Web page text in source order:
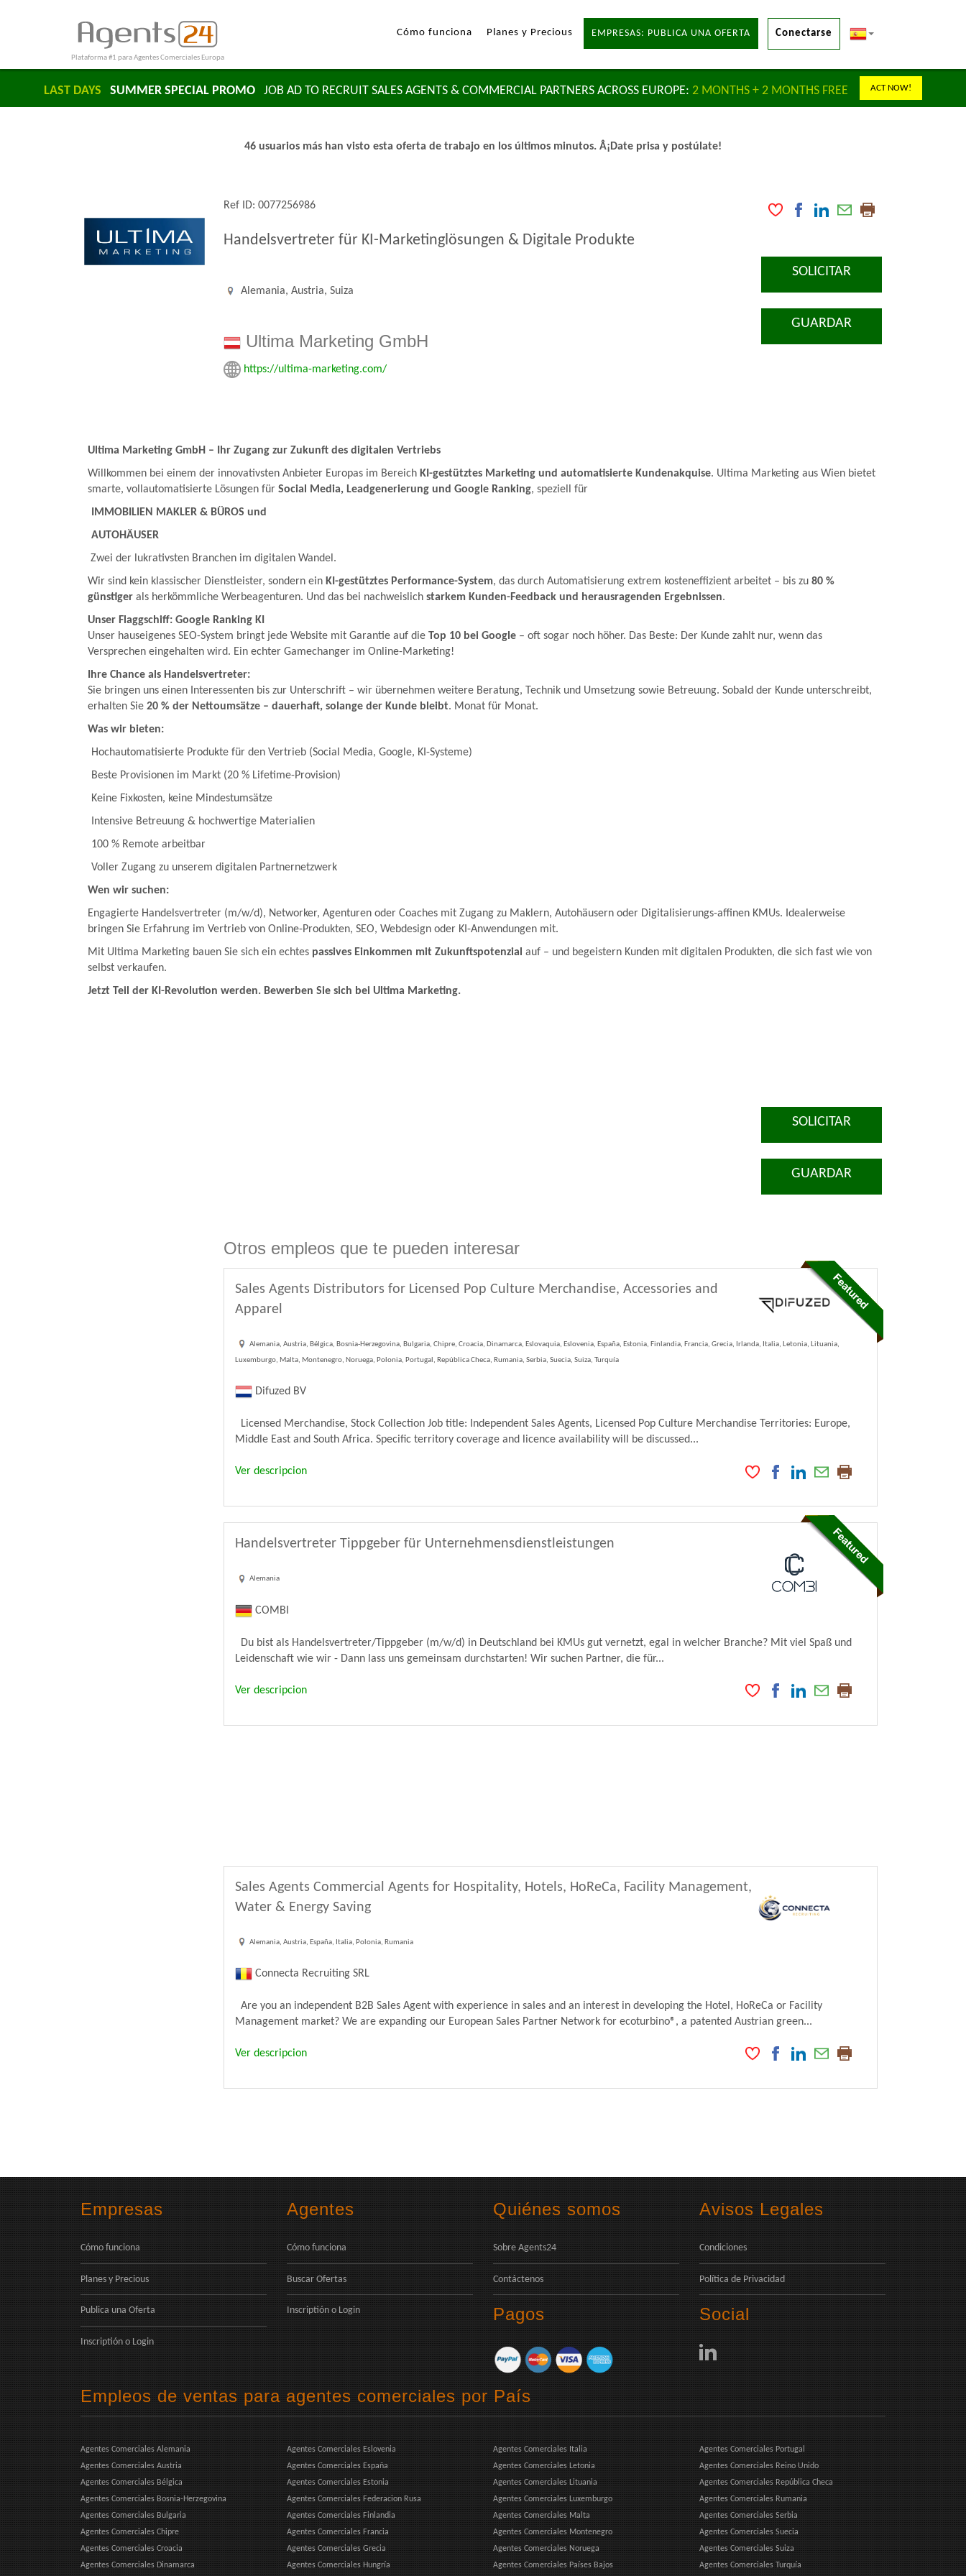
Plataforma #1 para Agentes Comerciales Europa
Cómo funciona Planes y Precious EMPRESAS: PUBLICA UNA OFERTA Conectarse
LAST DAYS SUMMER SPECIAL PROMO JOB AD TO RECRUIT SALES AGENTS & COMMERCIAL PARTNERS ACROSS EUROPE: 2 MONTHS + 2 MONTHS FREE ACT NOW!
46 usuarios más han visto esta oferta de trabajo en los últimos minutos. Â¡Date prisa y postúlate!
Ref ID: 0077256986
Handelsvertreter für KI-Marketinglösungen & Digitale Produkte
Alemania, Austria, Suiza
Ultima Marketing GmbH
https://ultima-marketing.com/
SOLICITAR
GUARDAR
Ultima Marketing GmbH – Ihr Zugang zur Zukunft des digitalen Vertriebs
Willkommen bei einem der innovativsten Anbieter Europas im Bereich KI-gestütztes Marketing und automatisierte Kundenakquise. Ultima Marketing aus Wien bietet
smarte, vollautomatisierte Lösungen für Social Media, Leadgenerierung und Google Ranking, speziell für
IMMOBILIEN MAKLER & BÜROS und
AUTOHÄUSER
Zwei der lukrativsten Branchen im digitalen Wandel.
Wir sind kein klassischer Dienstleister, sondern ein KI-gestütztes Performance-System, das durch Automatisierung extrem kosteneffizient arbeitet – bis zu 80 %
günstiger als herkömmliche Werbeagenturen. Und das bei nachweislich starkem Kunden-Feedback und herausragenden Ergebnissen.
Unser Flaggschiff: Google Ranking KI
Unser hauseigenes SEO-System bringt jede Website mit Garantie auf die Top 10 bei Google – oft sogar noch höher. Das Beste: Der Kunde zahlt nur, wenn das
Versprechen eingehalten wird. Ein echter Gamechanger im Online-Marketing!
Ihre Chance als Handelsvertreter:
Sie bringen uns einen Interessenten bis zur Unterschrift – wir übernehmen weitere Beratung, Technik und Umsetzung sowie Betreuung. Sobald der Kunde unterschreibt,
erhalten Sie 20 % der Nettoumsätze – dauerhaft, solange der Kunde bleibt. Monat für Monat.
Was wir bieten:
Hochautomatisierte Produkte für den Vertrieb (Social Media, Google, KI-Systeme)
Beste Provisionen im Markt (20 % Lifetime-Provision)
Keine Fixkosten, keine Mindestumsätze
Intensive Betreuung & hochwertige Materialien
100 % Remote arbeitbar
Voller Zugang zu unserem digitalen Partnernetzwerk
Wen wir suchen:
Engagierte Handelsvertreter (m/w/d), Networker, Agenturen oder Coaches mit Zugang zu Maklern, Autohäusern oder Digitalisierungs-affinen KMUs. Idealerweise
bringen Sie Erfahrung im Vertrieb von Online-Produkten, SEO, Webdesign oder KI-Anwendungen mit.
Mit Ultima Marketing bauen Sie sich ein echtes passives Einkommen mit Zukunftspotenzial auf – und begeistern Kunden mit digitalen Produkten, die sich fast wie von
selbst verkaufen.
Jetzt Teil der KI-Revolution werden. Bewerben Sie sich bei Ultima Marketing.
SOLICITAR
GUARDAR
Otros empleos que te pueden interesar
Sales Agents Distributors for Licensed Pop Culture Merchandise, Accessories and
Apparel
Alemania, Austria, Bélgica, Bosnia-Herzegovina, Bulgaria, Chipre, Croacia, Dinamarca, Eslovaquia, Eslovenia, España, Estonia, Finlandia, Francia, Grecia, Irlanda, Italia, Letonia, Lituania,
Luxemburgo, Malta, Montenegro, Noruega, Polonia, Portugal, República Checa, Rumania, Serbia, Suecia, Suiza, Turquía
Difuzed BV
Licensed Merchandise, Stock Collection Job title: Independent Sales Agents, Licensed Pop Culture Merchandise Territories: Europe,
Middle East and South Africa. Specific territory coverage and licence availability will be discussed...
Ver descripcion
Handelsvertreter Tippgeber für Unternehmensdienstleistungen
Alemania
COMBI
Du bist als Handelsvertreter/Tippgeber (m/w/d) in Deutschland bei KMUs gut vernetzt, egal in welcher Branche? Mit viel Spaß und
Leidenschaft wie wir - Dann lass uns gemeinsam durchstarten! Wir suchen Partner, die für...
Ver descripcion
Sales Agents Commercial Agents for Hospitality, Hotels, HoReCa, Facility Management,
Water & Energy Saving
Alemania, Austria, España, Italia, Polonia, Rumania
Connecta Recruiting SRL
Are you an independent B2B Sales Agent with experience in sales and an interest in developing the Hotel, HoReCa or Facility
Management market? We are expanding our European Sales Partner Network for ecoturbino®, a patented Austrian green...
Ver descripcion
Empresas
Cómo funciona
Planes y Precious
Publica una Oferta
Inscriptión o Login
Agentes
Cómo funciona
Buscar Ofertas
Inscriptión o Login
Quiénes somos
Sobre Agents24
Contáctenos
Pagos
Avisos Legales
Condiciones
Política de Privacidad
Social
Empleos de ventas para agentes comerciales por País
Agentes Comerciales Alemania
Agentes Comerciales Austria
Agentes Comerciales Bélgica
Agentes Comerciales Bosnia-Herzegovina
Agentes Comerciales Bulgaria
Agentes Comerciales Chipre
Agentes Comerciales Croacia
Agentes Comerciales Dinamarca
Agentes Comerciales Eslovenia
Agentes Comerciales España
Agentes Comerciales Estonia
Agentes Comerciales Federacion Rusa
Agentes Comerciales Finlandia
Agentes Comerciales Francia
Agentes Comerciales Grecia
Agentes Comerciales Hungría
Agentes Comerciales Italia
Agentes Comerciales Letonia
Agentes Comerciales Lituania
Agentes Comerciales Luxemburgo
Agentes Comerciales Malta
Agentes Comerciales Montenegro
Agentes Comerciales Noruega
Agentes Comerciales Países Bajos
Agentes Comerciales Portugal
Agentes Comerciales Reino Unido
Agentes Comerciales República Checa
Agentes Comerciales Rumania
Agentes Comerciales Serbia
Agentes Comerciales Suecia
Agentes Comerciales Suiza
Agentes Comerciales Turquía